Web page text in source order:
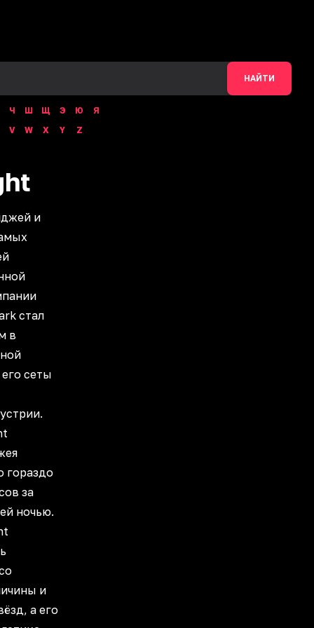
НАЙТИ
Ч Ш Щ Э Ю
Я
V W X Y Z
и
стал
в
сеты
гораздо
за
ночью.
и
а его